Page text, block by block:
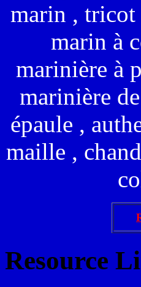
marin , tricot
marin à
marinière à
marinière
épaule ,
maille ,
Resource